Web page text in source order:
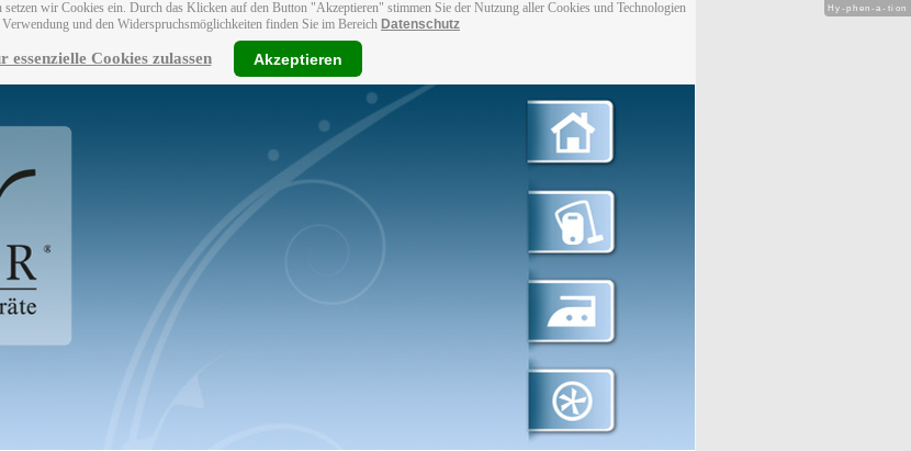
wir Cookies ein. Durch das Klicken auf den Button "Akzeptieren" stimmen Sie der Nutzung aller Cookies und Technologien
und den Widerspruchsmöglichkeiten finden Sie im Bereich Datenschutz
essenzielle Cookies zulassen Akzeptieren
Hy-phen-a-tion